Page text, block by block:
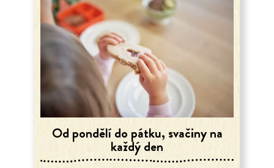
Od pondělí do pátku, svačiny na
každý den